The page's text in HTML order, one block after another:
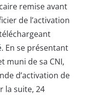
remise avant
de l’activation
. En se présentant
muni de sa CNI,
d’activation de
la suite, 24